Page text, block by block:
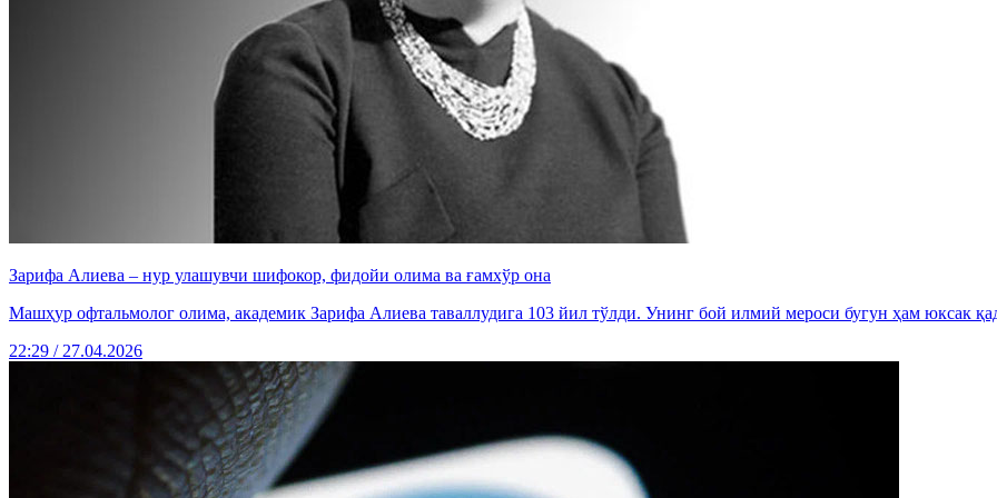
Зарифа Алиева – нур улашувчи шифокор, фидойи олима ва ғамхўр она
Машҳур офтальмолог олима, академик Зарифа Алиева таваллудига 103 йил тўлди. Унинг бой илмий мероси бугун ҳам юксак
22:29 / 27.04.2026